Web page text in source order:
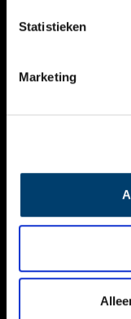
Statistieken
Marketing
NIEUWSBRIEF
DISCLAIMER
TOEGANKELIJKHEID
Volg ONH op social